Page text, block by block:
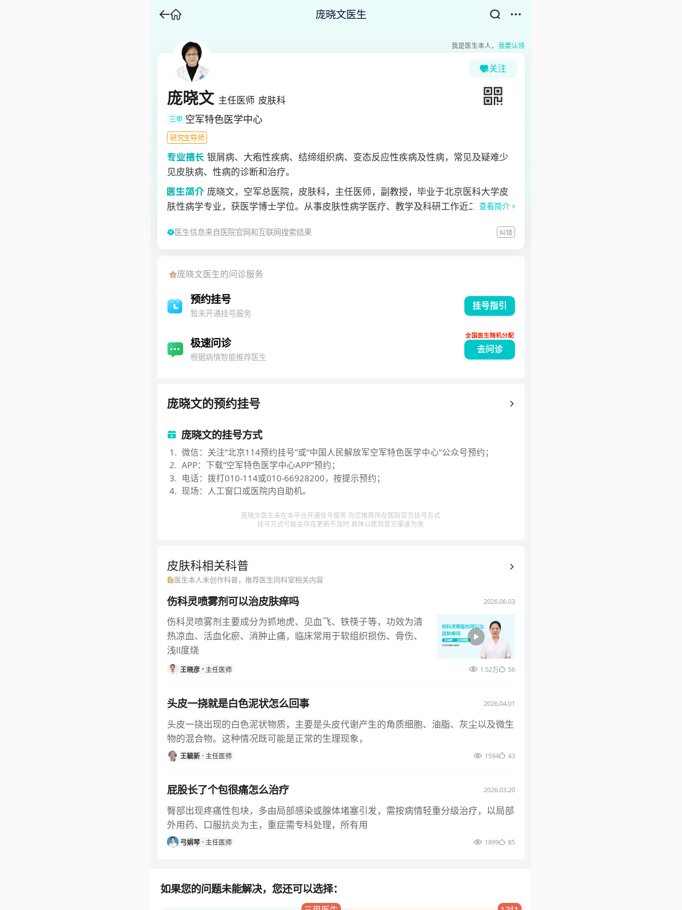
庞晓文医生
我是医生本人， 我要认领
关注
庞晓文 主任医师 皮肤科
三甲 空军特色医学中心
研究生导师
银屑病、大疱性疾病、结缔组织病、变态反应性疾病及性病，常见及疑难少
见皮肤病、性病的诊断和治疗。
庞晓文，空军总医院，皮肤科，主任医师，副教授，毕业于北京医科大学皮
肤性病学专业，获医学博士学位。从事皮肤性病学医疗、教学及科研工作近二十年，对
验研究，在常见及疑难少见皮肤病、性病的诊断和治疗方面积累了独特的经验。以第一
谱》、《性病》等专业著作7部。现任中国人民解放军空军总医院皮肤科主任医师，第
四军医大学副教授，空军高科技人才，中华医学会皮肤性病学分会银屑病学组委员，中
华医学会北京皮肤性病学分会青年委员，银屑病防治研究专项基金委员会常委。
查看简介
医生信息来自医院官网和互联网搜索结果 纠错
庞晓文医生的问诊服务
预约挂号
暂未开通挂号服务
挂号指引
极速问诊
根据病情智能推荐医生
去问诊
全国医生随机分配
庞晓文的预约挂号
庞晓文的挂号方式
1 . 微信：关注“北京114预约挂号”或“中国人民解放军空军特色医学中心”公众号预约；
2. APP：下载“空军特色医学中心APP”预约；
3. 电话：拨打010-114或010-66928200，按提示预约；
4. 现场：人工窗口或医院内自助机。
庞晓文医生未在本平台开通挂号服务 向您推荐所在医院官方挂号方式
挂号方式可能会存在更新不及时 具体以医院官方渠道为准
皮肤科相关科普
医生本人未创作科普，推荐医生同科室相关内容
伤科灵喷雾剂可以治皮肤痒吗 2026.06.03
伤科灵喷雾剂主要成分为抓地虎、见血飞、铁筷子等，功效为清
热凉血、活血化瘀、消肿止痛，临床常用于软组织损伤、骨伤、
浅Ⅱ度烧
王晓彦 主任医师 1.52万 56
头皮一挠就是白色泥状怎么回事 2026.04.01
头皮一挠出现的白色泥状物质，主要是头皮代谢产生的角质细胞、油脂、灰尘以及微生
物的混合物。这种情况既可能是正常的生理现象，
王毓新 主任医师 1594 43
屁股长了个包很痛怎么治疗 2026.03.20
臀部出现疼痛性包块，多由局部感染或腺体堵塞引发，需按病情轻重分级治疗，以局部
外用药、口服抗炎为主，重症需专科处理，所有用
弓娟琴 主任医师 1899 85
如果您的问题未能解决，您还可以选择：